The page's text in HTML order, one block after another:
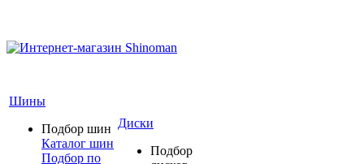
Шины
Подбор шин
Каталог шин
Подбор по
Диски
Подбор